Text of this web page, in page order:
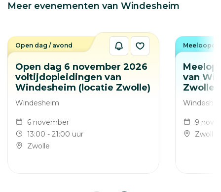
Meer evenementen van Windesheim
Open dag 6 november 2026
voltijdopleidingen van
Windesheim (locatie Zwolle)
Windesheim
6 november
13:00 - 21:00 uur
Zwolle
Open dag / avond
van
Zwolle)
9
Zwolle